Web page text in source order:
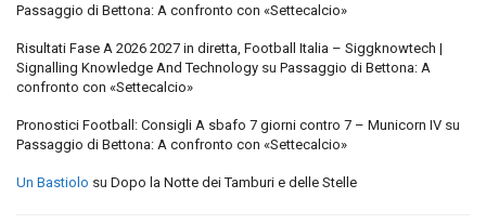
Passaggio di Bettona: A confronto con «Settecalcio»
Risultati Fase A 2026 2027 in diretta, Football Italia – Siggknowtech |
Signalling Knowledge And Technology su Passaggio di Bettona: A
confronto con «Settecalcio»
Pronostici Football: Consigli A sbafo 7 giorni contro 7 – Municorn IV su
Passaggio di Bettona: A confronto con «Settecalcio»
Un Bastiolo su Dopo la Notte dei Tamburi e delle Stelle